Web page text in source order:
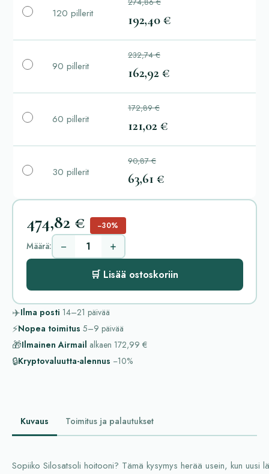
120 pillerit 192,40 €
90 pillerit
232,74 €
162,92 €
60 pillerit
172,89 €
121,02 €
30 pillerit
90,87 €
63,61 €
474,82 € −30%
Määrä: − +
🛒 Lisää ostoskoriin
✈️Ilma posti 14–21 päivää
⚡Nopea toimitus 5–9 päivää
🎁Ilmainen Airmail alkaen 172,99 €
🔒Kryptovaluutta-alennus −10%
Kuvaus Toimitus ja palautukset
Sopiiko Silosatsoli hoitooni? Tämä kysymys herää usein, kun uusi